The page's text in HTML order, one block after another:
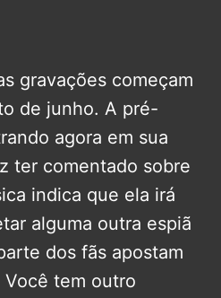
gravações começam
de junho. A pré-
agora em sua
ter comentado sobre
indica que ela irá
alguma outra espiã
dos fãs apostam
Você tem outro